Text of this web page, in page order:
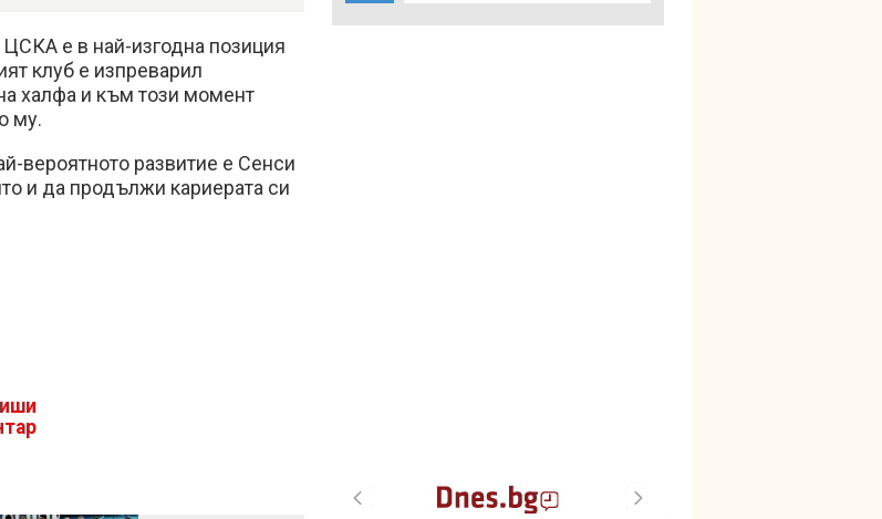
е в най-изгодна позиция
клуб е изпреварил
халфа и към този момент
му.
вероятното развитие е Сенси
и да продължи кариерата си